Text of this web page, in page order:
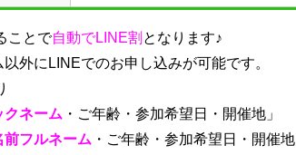
ことで自動でLINE割 となります♪
外にLINEでのお申し込みが可能です。
クネーム ・ ご年齢・参加希望日・開催地 」
前フルネーム ・ ご年齢・参加希望日・開催地